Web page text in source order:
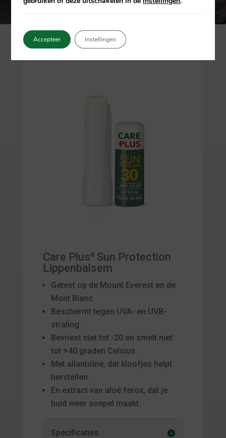
Care Plus®Sun Protection
Lippenbalsem
Getest op de Mount Everest en de
Mont Blanc.
Beschermt tegen UVA- en UVB-
straling.
Bevriest niet tot -20 en smelt niet
tot +40 graden Celsius.
Met allantoïne, dat kloofjes helpt
herstellen.
En extract van aloë ferox, dat je
huid weer soepel maakt.
Specificaties
Accepteer Instellingen